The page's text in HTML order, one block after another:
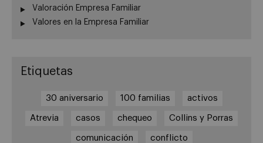
Valoración Empresa Familiar
Valores en la Empresa Familiar
Etiquetas
30 aniversario 100 familias activos
Atrevia casos chequeo Collins y Porras
comunicación conflicto